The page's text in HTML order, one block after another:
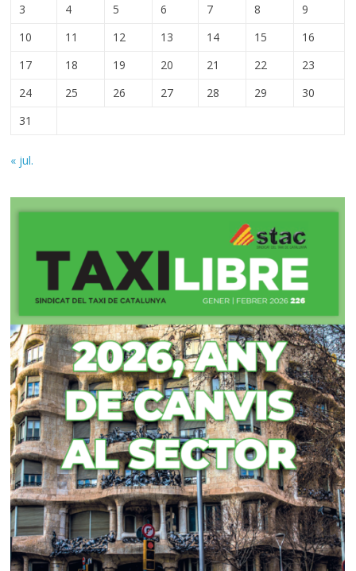
3
4 5 6 7 8
9
10
11 12 13 14 15
16
17
18 19 20 21 22
23
24
25 26 27 28 29
30
31
« jul.